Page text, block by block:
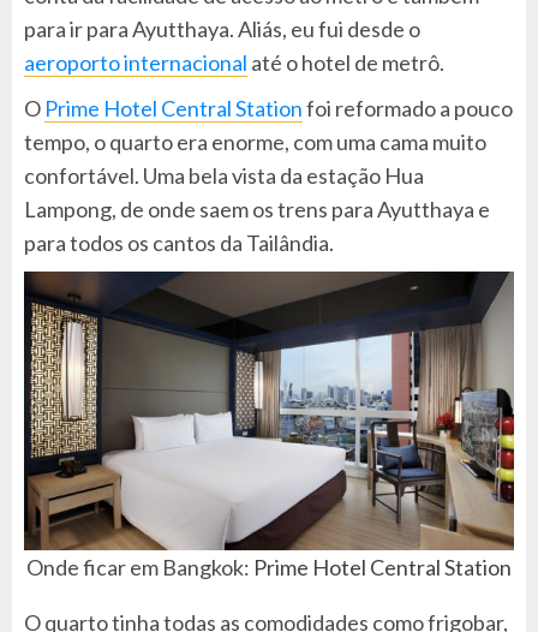
para ir para Ayutthaya. Aliás, eu fui desde o
aeroporto internacional até o hotel de metrô.
O Prime Hotel Central Stationfoi reformado a pouco
tempo, o quarto era enorme, com uma cama muito
confortável. Uma bela vista da estação Hua
Lampong, de onde saem os trens para Ayutthaya e
para todos os cantos da Tailândia.
Onde ficar em Bangkok: Prime Hotel Central Station
O quarto tinha todas as comodidades como frigobar,